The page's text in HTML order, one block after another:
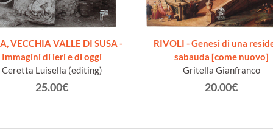
VECCHIA VALLE DI SUSA -
Immagini di ieri e di oggi
Ceretta Luisella (editing)
25.00€
RIVOLI - Genesi di una
sabauda [come nuovo]
Gritella Gianfranco
20.00€